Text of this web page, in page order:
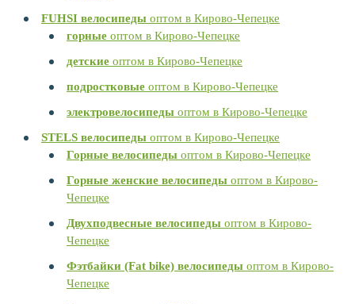
FUHSI велосипеды оптом в Кирово-Чепецке
горные оптом в Кирово-Чепецке
детские оптом в Кирово-Чепецке
подростковые оптом в Кирово-Чепецке
электровелосипеды оптом в Кирово-Чепецке
STELS велосипеды оптом в Кирово-Чепецке
Горные велосипеды оптом в Кирово-Чепецке
Горные женские велосипеды оптом в Кирово-
Чепецке
Двухподвесные велосипеды оптом в Кирово-
Чепецке
Фэтбайки (Fat bike) велосипеды оптом в Кирово-
Чепецке